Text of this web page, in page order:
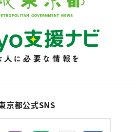
京都公式SNS